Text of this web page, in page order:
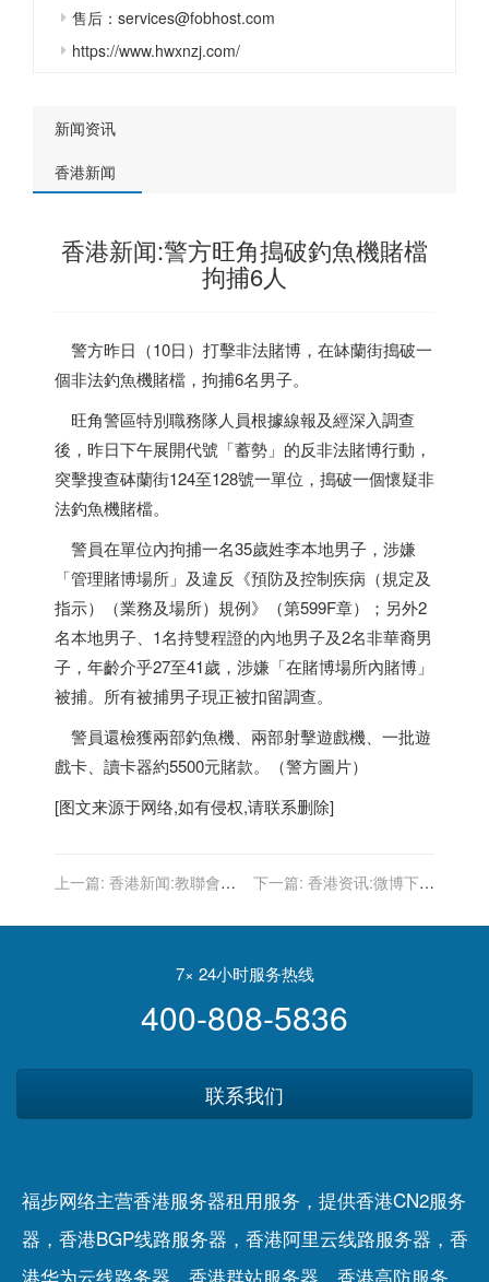
售后：services@fobhost.com
https://www.hwxnzj.com/
新闻资讯
香港新闻
香港新闻:警方旺角搗破釣魚機賭檔
拘捕6人
警方昨日（10日）打擊非法賭博，在缽蘭街搗破一
個非法釣魚機賭檔，拘捕6名男子。
旺角警區特別職務隊人員根據線報及經深入調查
後，昨日下午展開代號「蓄勢」的反非法賭博行動，
突擊搜查砵蘭街124至128號一單位，搗破一個懷疑非
法釣魚機賭檔。
警員在單位內拘捕一名35歲姓李本地男子，涉嫌
「管理賭博場所」及違反《預防及控制疾病（規定及
指示）（業務及場所）規例》（第599F章）；另外2
名本地男子、1名持雙程證的內地男子及2名非華裔男
子，年齡介乎27至41歲，涉嫌「在賭博場所內賭博」
被捕。所有被捕男子現正被扣留調查。
警員還檢獲兩部釣魚機、兩部射擊遊戲機、一批遊
戲卡、讀卡器約5500元賭款。（警方圖片）
[图文来源于网络,如有侵权,请联系删除]
上一篇: 香港新闻:教聯會黃
關
下一篇: 香港资讯:微博下线
根据活跃度展示
7× 24小时服务热线
400-808-5836
联系我们
福步网络主营香港服务器租用服务，提供香港CN2服务
器，香港BGP线路服务器，香港阿里云线路服务器，香
港华为云线路务器，香港群站服务器，香港高防服务